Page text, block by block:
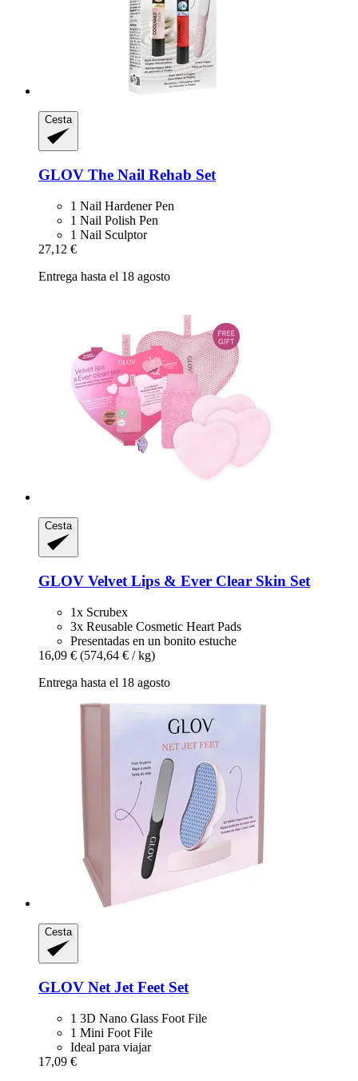
Cesta
GLOV The Nail Rehab Set
1 Nail Hardener Pen
1 Nail Polish Pen
1 Nail Sculptor
27,12 €
Entrega hasta el 18 agosto
Cesta
GLOV Velvet Lips & Ever Clear Skin Set
1x Scrubex
3x Reusable Cosmetic Heart Pads
Presentadas en un bonito estuche
16,09 € (574,64 € / kg)
Entrega hasta el 18 agosto
Cesta
GLOV Net Jet Feet Set
1 3D Nano Glass Foot File
1 Mini Foot File
Ideal para viajar
17,09 €